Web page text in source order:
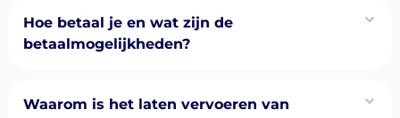
Hoe betaal je en wat zijn de
betaalmogelijkheden?
Waarom is het laten vervoeren van